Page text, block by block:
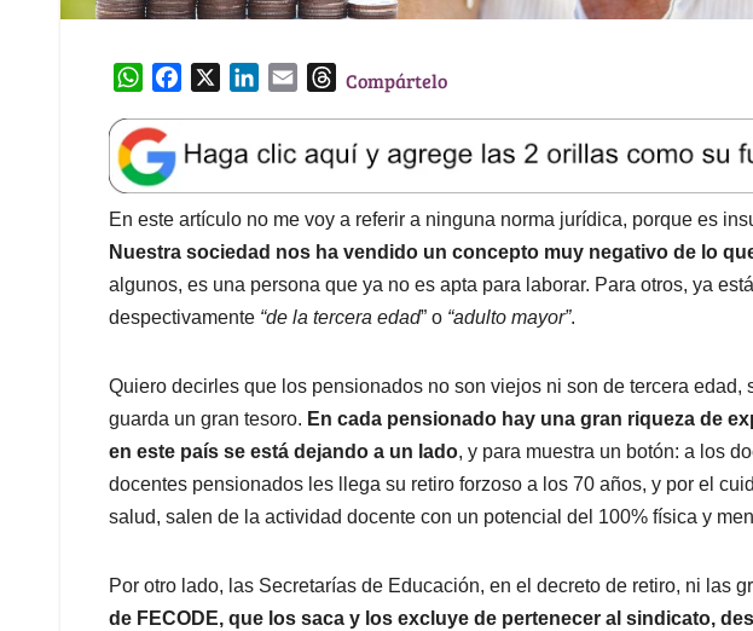
W
a
t
s
A
p
p
e
b
o
o
k
k
e
d
I
n
l
T
e
a
d
s
Compártelo
En este artículo no me voy a referir a ninguna norma jurídica, porque es
Nuestra sociedad nos ha vendido un concepto muy negativo de lo
algunos, es una persona que ya no es apta para laborar. Para otros, ya
despectivamente “de la tercera edad” o “adulto mayor”.
Quiero decirles que los pensionados no son viejos ni son de tercera edad,
guarda un gran tesoro. En cada pensionado hay una gran riqueza de
en este país se está dejando a un lado, y para muestra un botón: a los
docentes pensionados les llega su retiro forzoso a los 70 años, y por el
salud, salen de la actividad docente con un potencial del 100% física y
Por otro lado, las Secretarías de Educación, en el decreto de retiro, ni las
de FECODE, que los saca y los excluye de pertenecer al sindicato,